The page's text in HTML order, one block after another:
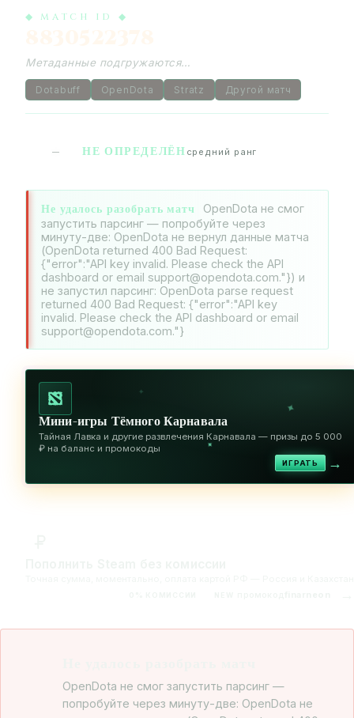
◆ MATCH ID ◆
Метаданные подгружаются…
Dotabuff OpenDota Stratz Другой матч
— НЕ ОПРЕДЕЛЁН средний ранг
Не удалось разобрать матч
OpenDota не смог
запустить парсинг — попробуйте через
минуту-две: OpenDota не вернул данные матча
(OpenDota returned 400 Bad Request:
{"error":"API key invalid. Please check the API
dashboard or email support@opendota.com."}) и
не запустил парсинг: OpenDota parse request
returned 400 Bad Request: {"error":"API key
invalid. Please check the API dashboard or email
support@opendota.com."}
✦
✦
✦
Мини-игры Тёмного Карнавала
Тайная Лавка и другие развлечения Карнавала — призы до 5 000
₽ на баланс и промокоды
ИГРАТЬ →
OpenDota не смог запустить парсинг —
попробуйте через минуту-две: OpenDota не